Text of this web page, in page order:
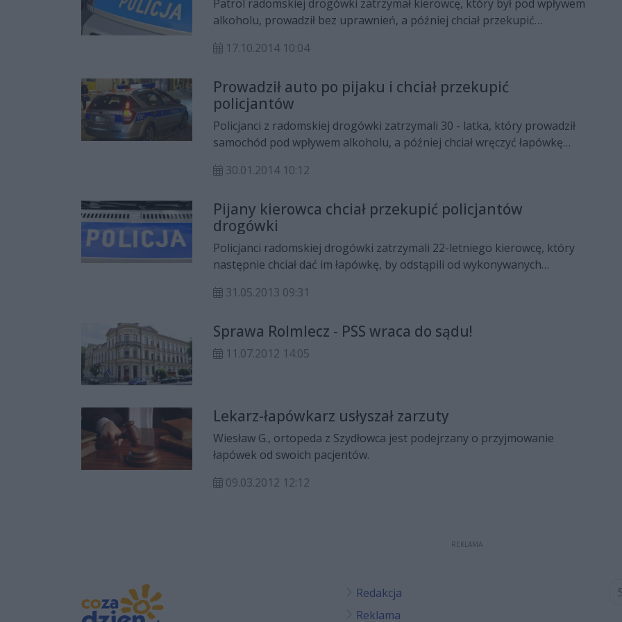
Patrol radomskiej drogówki zatrzymał kierowcę, który był pod wpływem
alkoholu, prowadził bez uprawnień, a później chciał przekupić
lat więzienia.
17.10.2014 10:04
Prowadził auto po pijaku i chciał przekupić
policjantów
Policjanci z radomskiej drogówki zatrzymali 30 - latka, który prowadził
samochód pod wpływem alkoholu, a później chciał wręczyć łapówkę
30.01.2014 10:12
Pijany kierowca chciał przekupić policjantów
drogówki
Policjanci radomskiej drogówki zatrzymali 22-letniego kierowcę, który
następnie chciał dać im łapówkę, by odstąpili od wykonywanych
za prowadzenie pojazdu pod wpływem alkoholu, ale również za
lat pozbawienia wolności.
31.05.2013 09:31
Sprawa Rolmlecz - PSS wraca do sądu!
11.07.2012 14:05
Lekarz-łapówkarz usłyszał zarzuty
Wiesław G., ortopeda z Szydłowca jest podejrzany o przyjmowanie
łapówek od swoich pacjentów.
09.03.2012 12:12
REKLAMA
Redakcja
Reklama